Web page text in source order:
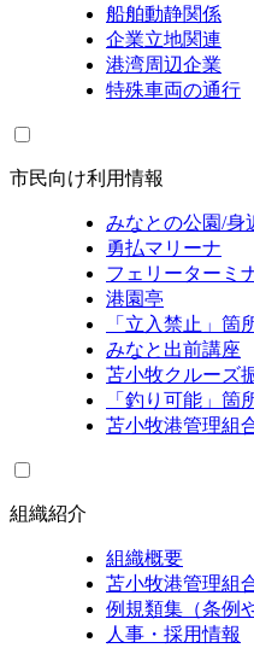
船舶動静関係
企業立地関連
港湾周辺企業
特殊車両の通行
市民向け利用情報
みなとの公園/身
勇払マリーナ
フェリーターミ
港園亭
「立入禁止」箇
みなと出前講座
苫小牧クルーズ
「釣り可能」箇
苫小牧港管理組
組織紹介
組織概要
苫小牧港管理組
例規類集（条例
人事・採用情報